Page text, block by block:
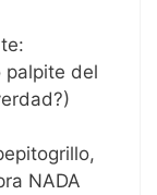
palpite del
NADA